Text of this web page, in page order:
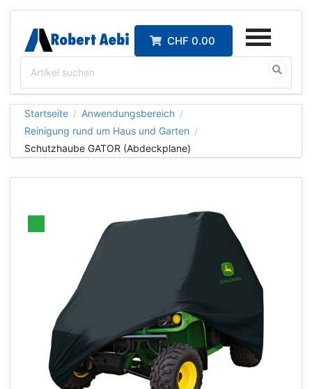
CHF 0.00
Startseite / Anwendungsbereich /
Reinigung rund um Haus und Garten /
Schutzhaube GATOR (Abdeckplane)